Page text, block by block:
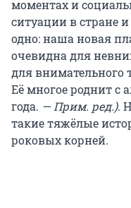
моментах и
ситуации в стране
одно: наша новая
очевидна для
для внимательного
Её многое роднит с
года. — Прим. ред.).
такие тяжёлые
роковых корней.